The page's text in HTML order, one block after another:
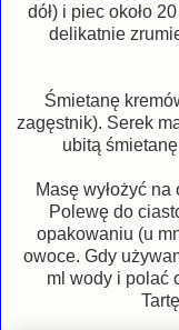
dół) i piec około
delikatnie
Śmietanę
zagęstnik). Serek
ubitą
Masę wyłożyć
Polewę do
opakowaniu (u
owoce. Gdy
ml wody i polać